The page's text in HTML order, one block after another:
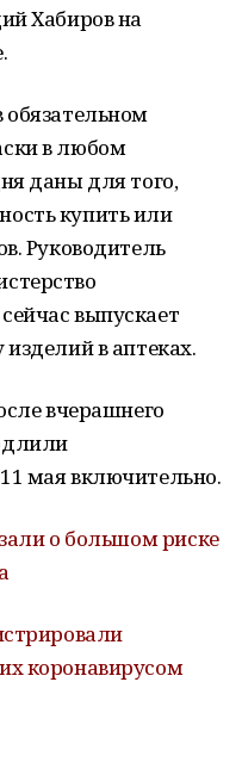
Хабиров на
в любом
даны для того,
купить или
Руководитель
выпускает
в аптеках.
вчерашнего
мая включительно.
о большом риске
коронавирусом